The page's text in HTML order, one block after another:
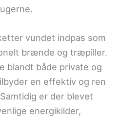
vundet indpas som
brænde og træpiller.
blandt både private og
en effektiv og ren
er der blevet
energikilder,